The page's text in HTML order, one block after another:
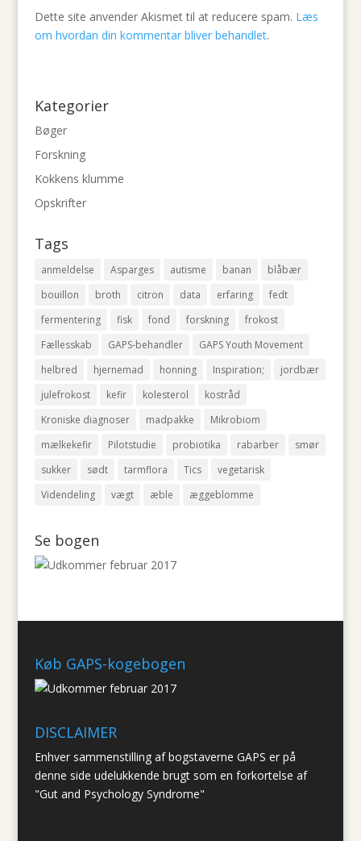
Dette site anvender Akismet til at reducere spam. Læs
om hvordan din kommentar bliver behandlet.
Kategorier
Bøger
Forskning
Kokkens klumme
Opskrifter
Tags
anmeldelse Asparges autisme banan
blåbær
bouillon
broth citron data erfaring
fedt
fermentering
fisk fond forskning
frokost
Fællesskab
GAPS-behandler
GAPS Youth Movement
helbred
hjernemad honning Inspiration;
jordbær
julefrokost
kefir kolesterol
kostråd
Kroniske diagnoser
madpakke
Mikrobiom
mælkekefir
Pilotstudie probiotika rabarber
smør
sukker
sødt tarmflora Tics
vegetarisk
Videndeling
vægt æble æggeblomme
Se bogen
Køb GAPS-kogebogen
DISCLAIMER
Enhver sammenstilling af bogstaverne GAPS er på
denne side udelukkende brugt som en forkortelse af
"Gut and Psychology Syndrome"